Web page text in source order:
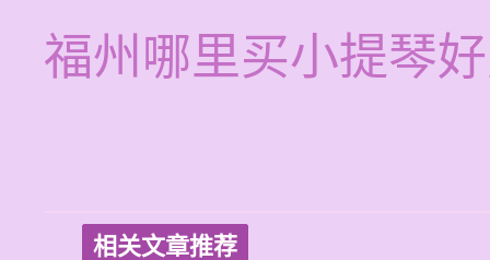
福州哪里买小提琴
相关文章推荐